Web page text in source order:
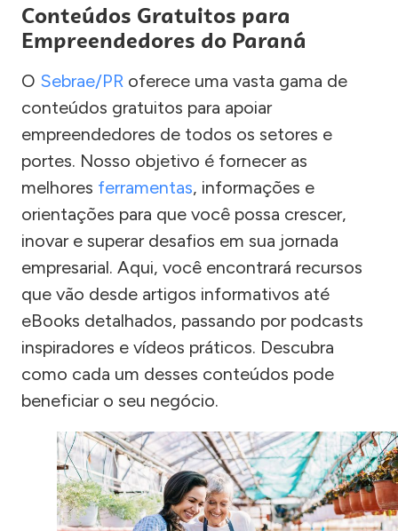
Conteúdos Gratuitos para
Empreendedores do Paraná
O Sebrae/PR oferece uma vasta gama de
conteúdos gratuitos para apoiar
empreendedores de todos os setores e
portes. Nosso objetivo é fornecer as
melhores ferramentas, informações e
orientações para que você possa crescer,
inovar e superar desafios em sua jornada
empresarial. Aqui, você encontrará recursos
que vão desde artigos informativos até
eBooks detalhados, passando por podcasts
inspiradores e vídeos práticos. Descubra
como cada um desses conteúdos pode
beneficiar o seu negócio.